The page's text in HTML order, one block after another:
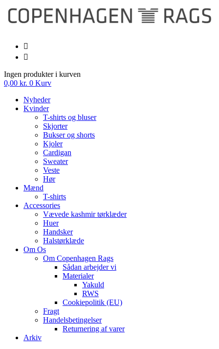
Videre
indhold
Ingen produkter i kurven
0,00 kr. 0 Kurv
Nyheder
Kvinder
T-shirts og bluser
Skjorter
Bukser og shorts
Kjoler
Cardigan
Sweater
Veste
Hør
Mænd
T-shirts
Accessories
Vævede kashmir tørklæder
Huer
Handsker
Halstørklæde
Om Os
Om Copenhagen Rags
Sådan arbejder vi
Materialer
Yakuld
RWS
Cookiepolitik (EU)
Fragt
Handelsbetingelser
Returnering af varer
Arkiv